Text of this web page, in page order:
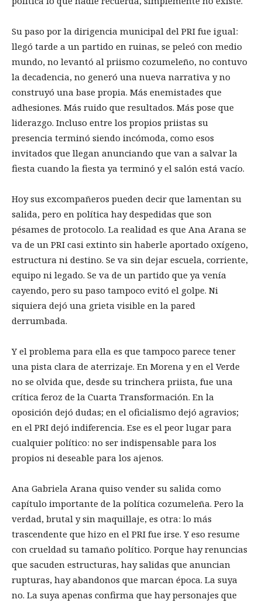
Su paso por la dirigencia municipal del PRI fue igual:
llegó tarde a un partido en ruinas, se peleó con medio
mundo, no levantó al priismo cozumeleño, no contuvo
la decadencia, no generó una nueva narrativa y no
construyó una base propia. Más enemistades que
adhesiones. Más ruido que resultados. Más pose que
liderazgo. Incluso entre los propios priistas su
presencia terminó siendo incómoda, como esos
invitados que llegan anunciando que van a salvar la
fiesta cuando la fiesta ya terminó y el salón está vacío.
Hoy sus excompañeros pueden decir que lamentan su
salida, pero en política hay despedidas que son
pésames de protocolo. La realidad es que Ana Arana se
va de un PRI casi extinto sin haberle aportado oxígeno,
estructura ni destino. Se va sin dejar escuela, corriente,
equipo ni legado. Se va de un partido que ya venía
cayendo, pero su paso tampoco evitó el golpe. Ni
siquiera dejó una grieta visible en la pared
derrumbada.
Y el problema para ella es que tampoco parece tener
una pista clara de aterrizaje. En Morena y en el Verde
no se olvida que, desde su trinchera priista, fue una
crítica feroz de la Cuarta Transformación. En la
oposición dejó dudas; en el oficialismo dejó agravios;
en el PRI dejó indiferencia. Ese es el peor lugar para
cualquier político: no ser indispensable para los
propios ni deseable para los ajenos.
Ana Gabriela Arana quiso vender su salida como
capítulo importante de la política cozumeleña. Pero la
verdad, brutal y sin maquillaje, es otra: lo más
trascendente que hizo en el PRI fue irse. Y eso resume
con crueldad su tamaño político. Porque hay renuncias
que sacuden estructuras, hay salidas que anuncian
rupturas, hay abandonos que marcan época. La suya
no. La suya apenas confirma que hay personajes que